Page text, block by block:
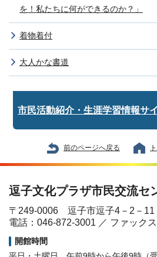
を！私たちに何ができるのか？」
着物着付
大人かな書道
市民活動紹介・生涯学習情報
前のページへ戻る
逗子文化プラザ市民交流セ
〒249-0006 逗子市逗子4－2－11
電話：046-872-3001 ／ ファック
開館時間